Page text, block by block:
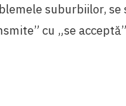
suburbiilor, se
cu „se